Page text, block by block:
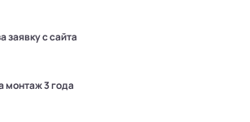
заявку с сайта
монтаж 3 года